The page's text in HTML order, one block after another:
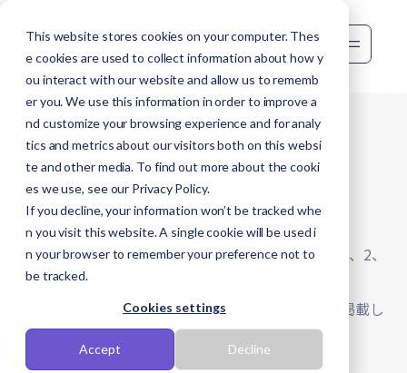
This website stores cookies on your computer. Thes
e cookies are used to collect information about how y
ou interact with our website and allow us to rememb
er you. We use this information in order to improve a
nd customize your browsing experience and for analy
tics and metrics about our visitors both on this websi
te and other media. To find out more about the cooki
es we use, see our Privacy Policy.
If you decline, your information won’t be tracked whe
n you visit this website. A single cookie will be used i
n your browser to remember your preference not to
be tracked.
Cookies settings
Accept Decline
ブログ
「脱炭素化」の重要性や効果的な戦略、スコープ 1、2、
「ネットゼロ」を目指す企業向けに様々な情報を掲載し
ています